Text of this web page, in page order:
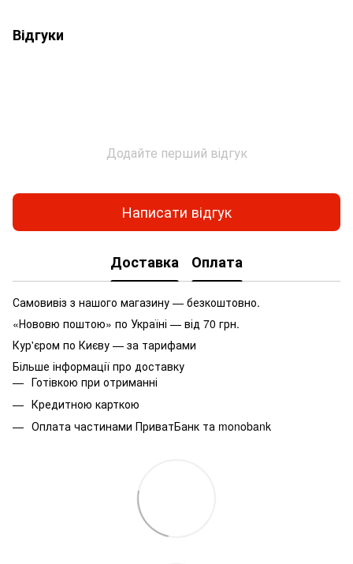
Відгуки
Додайте перший відгук
Написати відгук
Доставка Оплата
Самовивіз з нашого магазину — безкоштовно.
«Нововю поштою» по Україні — від 70 грн.
Кур'єром по Києву — за тарифами
Більше інформації про доставку
Готівкою при отриманні
Кредитною карткою
Оплата частинами ПриватБанк та monobank